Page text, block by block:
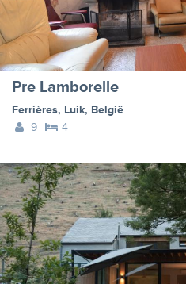
Pre Lamborelle
Ferrières, Luik, België
9
4